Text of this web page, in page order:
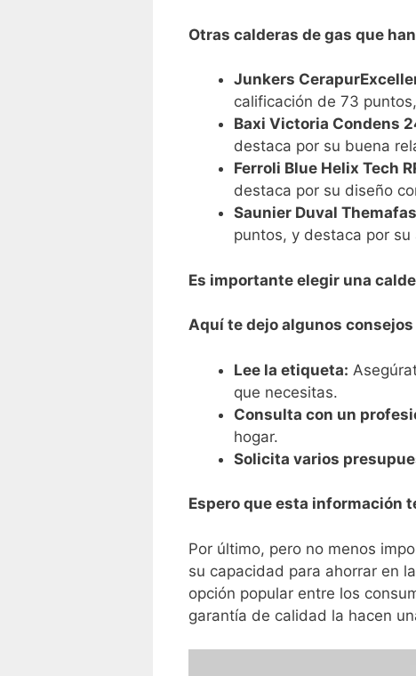
Otras calderas de gas que
Junkers
calificación de 73
Baxi Victoria Condens
destaca por su buena
Ferroli Blue Helix Tech
destaca por su diseño
Saunier Duval
puntos, y destaca por
Es importante elegir una
Aquí te dejo algunos
Lee la etiqueta:
que necesitas.
Consulta con un
hogar.
Solicita varios
Espero que esta información
Por último, pero no menos
su capacidad para ahorrar en
opción popular ‍entre los
garantía de ​calidad la hacen